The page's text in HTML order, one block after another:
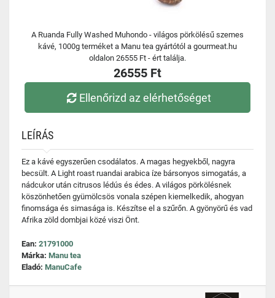
A Ruanda Fully Washed Muhondo - világos pörkölésű szemes
kávé, 1000g terméket a Manu tea gyártótól a gourmeat.hu
oldalon 26555 Ft - ért találja.
26555 Ft
Ellenőrizd az elérhetőséget
LEÍRÁS
Ez a kávé egyszerűen csodálatos. A magas hegyekből, nagyra
becsült. A Light roast ruandai arabica íze bársonyos simogatás, a
nádcukor után citrusos lédús és édes. A világos pörkölésnek
köszönhetően gyümölcsös vonala szépen kiemelkedik, ahogyan
finomsága és simasága is. Készítse el a szűrőn. A gyönyörű és vad
Afrika zöld dombjai közé viszi Önt.
Ean: 21791000
Márka: Manu tea
Eladó: ManuCafe